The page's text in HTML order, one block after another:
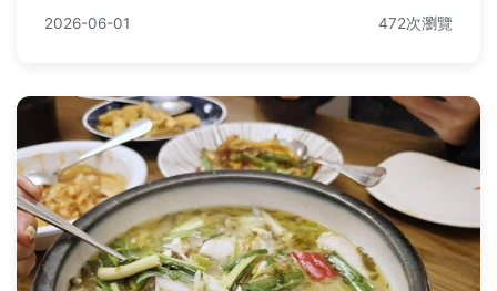
2026-06-01 472次瀏覽